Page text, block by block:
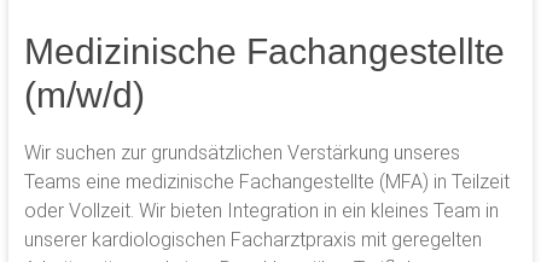
Medizinische Fachangestellte
(m/w/d)
Wir suchen zur grundsätzlichen Verstärkung unseres
Teams eine medizinische Fachangestellte (MFA) in Teilzeit
oder Vollzeit. Wir bieten Integration in ein kleines Team in
unserer kardiologischen Facharztpraxis mit geregelten